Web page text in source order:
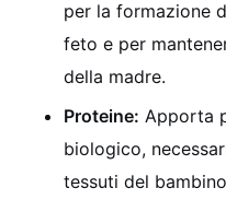
per la formazione
feto e per
della madre.
Proteine: Apporta
biologico,
tessuti del